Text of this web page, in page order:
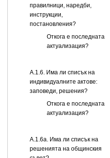
правилници, наредби,
инструкции,
постановления?
Откога е последната
актуализация?
А.1.6. Има ли списък на
индивидуалните актове:
заповеди, решения?
Откога е последната
актуализация?
А.1.6а. Има ли списък на
решенията на общинския